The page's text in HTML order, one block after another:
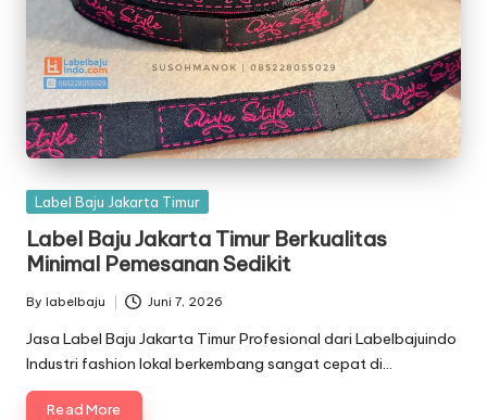
Posted
Label Baju Jakarta Timur
Label Baju Jakarta Timur Berkualitas
Minimal Pemesanan Sedikit
Posted
by
By labelbaju Juni 7, 2026
Jasa Label Baju Jakarta Timur Profesional dari Labelbajuindo
Industri fashion lokal berkembang sangat cepat di…
Read More